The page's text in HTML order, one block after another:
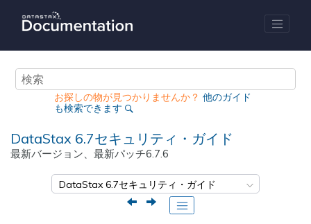
メインコンテンツにジャンプ
お探しの物が見つかりませんか？他のガイド
も検索できます
DataStax 6.7セキュリティ・ガイド
最新バージョン、最新パッチ6.7.6